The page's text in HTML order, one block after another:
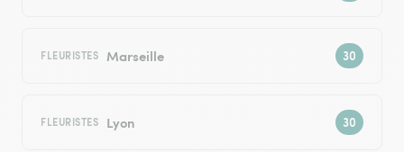
FLEURISTES Marseille
FLEURISTES Lyon